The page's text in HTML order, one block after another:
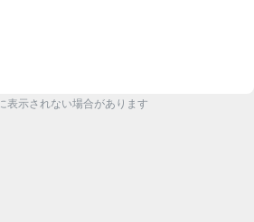
表示されない場合があります